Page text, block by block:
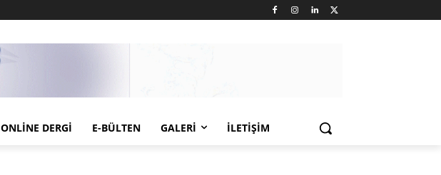
ONLINE DERGI E-BÜLTEN GALERI İLETIŞIM